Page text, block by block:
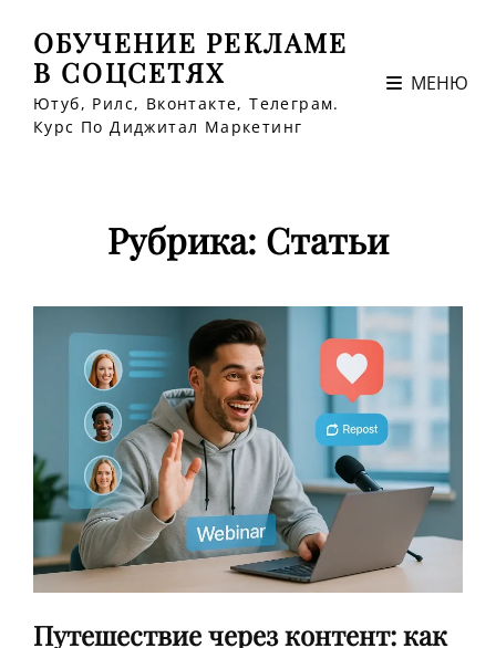
ОБУЧЕНИЕ РЕКЛАМЕ
В СОЦСЕТЯХ
Ютуб, Рилс, Вконтакте, Телеграм.
Курс По Диджитал Маркетинг
МЕНЮ
Рубрика: Статьи
Путешествие через контент: как